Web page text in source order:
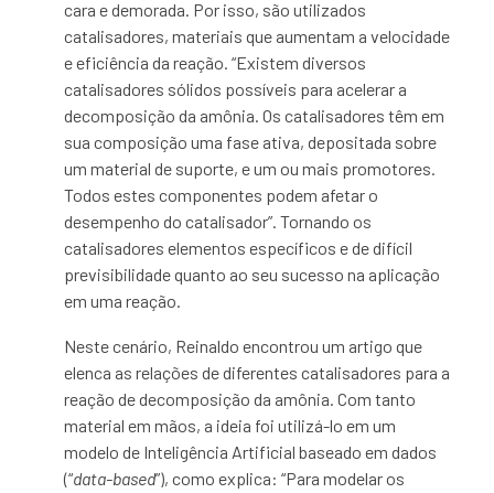
cara e demorada. Por isso, são utilizados
catalisadores, materiais que aumentam a velocidade
e eficiência da reação. “Existem diversos
catalisadores sólidos possíveis para acelerar a
decomposição da amônia. Os catalisadores têm em
sua composição uma fase ativa, depositada sobre
um material de suporte, e um ou mais promotores.
Todos estes componentes podem afetar o
desempenho do catalisador”. Tornando os
catalisadores elementos específicos e de difícil
previsibilidade quanto ao seu sucesso na aplicação
em uma reação.
Neste cenário, Reinaldo encontrou um artigo que
elenca as relações de diferentes catalisadores para a
reação de decomposição da amônia. Com tanto
material em mãos, a ideia foi utilizá-lo em um
modelo de Inteligência Artificial baseado em dados
(“data-based”), como explica: “Para modelar os